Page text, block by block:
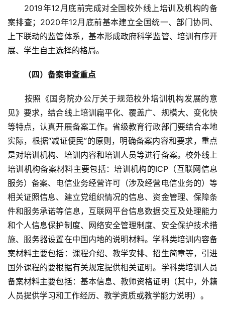
2019年12月底前完成对全国校外线上培训及机构的备
案排查；2020年12月底前基本建立全国统一、部门协同、
上下联动的监管体系，基本形成政府科学监管、培训有序开
展、学生自主选择的格局。
（四）备案审查重点
按照《国务院办公厅关于规范校外培训机构发展的意
见》要求，结合线上培训扁平化、覆盖广、规模大、变化快
等特点，认真开展备案工作。省级教育行政部门要结合本地
实际，根据“减证便民”的原则，明确备案内容和要求，重点
是对培训机构、培训内容和培训人员等进行备案。校外线上
培训机构备案材料主要包括：培训机构的ICP（互联网信息
服务）备案、电信业务经营许可（涉及经营电信业务的）等
相关证照信息、建立党组织情况的信息、资金管理、保障条
件和服务承诺等信息，互联网平台信息数据交互及处理能力
和个人信息保护制度、网络安全管理制度、安全保护技术措
施、服务器设置在中国内地的说明材料。学科类培训内容备
案材料主要包括：课程介绍、教学安排、招生简章等，引进
国外课程的要根据有关规定提供相关证明。学科类培训人员
备案材料主要包括：基本信息、教师资格证明（其中，外籍
人员提供学习和工作经历、教学资质或教学能力说明）。